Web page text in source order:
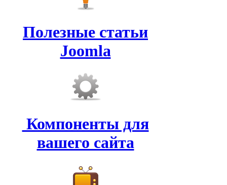
Полезные статьи
Joomla
Компоненты для
вашего сайта